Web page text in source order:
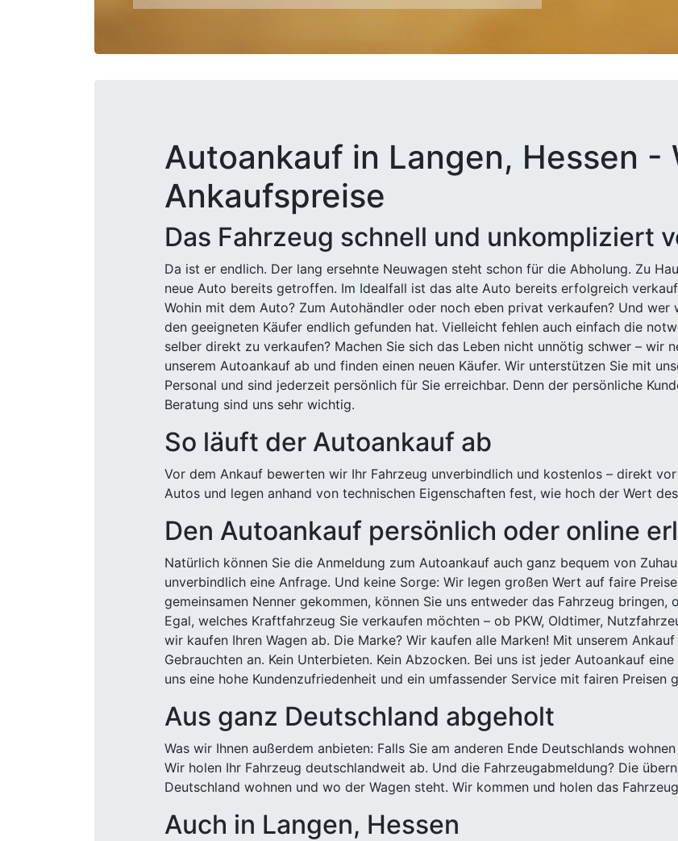
Autoankauf in Langen, Hessen -
Ankaufspreise
Das Fahrzeug schnell und unkompliziert
Da ist er endlich. Der lang ersehnte Neuwagen steht schon für die Abholung. Zu
neue Auto bereits getroffen. Im Idealfall ist das alte Auto bereits erfolgreich
Wohin mit dem Auto? Zum Autohändler oder noch eben privat verkaufen? Und
den geeigneten Käufer endlich gefunden hat. Vielleicht fehlen auch einfach die
selber direkt zu verkaufen? Machen Sie sich das Leben nicht unnötig schwer – wir
unserem Autoankauf ab und finden einen neuen Käufer. Wir unterstützen Sie mit
Personal und sind jederzeit persönlich für Sie erreichbar. Denn der persönliche
Beratung sind uns sehr wichtig.
So läuft der Autoankauf ab
Vor dem Ankauf bewerten wir Ihr Fahrzeug unverbindlich und kostenlos – direkt
Autos und legen anhand von technischen Eigenschaften fest, wie hoch der Wert
Den Autoankauf persönlich oder online
Natürlich können Sie die Anmeldung zum Autoankauf auch ganz bequem von
unverbindlich eine Anfrage. Und keine Sorge: Wir legen großen Wert auf faire
gemeinsamen Nenner gekommen, können Sie uns entweder das Fahrzeug bringen,
Egal, welches Kraftfahrzeug Sie verkaufen möchten – ob PKW, Oldtimer,
wir kaufen Ihren Wagen ab. Die Marke? Wir kaufen alle Marken! Mit unserem
Gebrauchten an. Kein Unterbieten. Kein Abzocken. Bei uns ist jeder Autoankauf
uns eine hohe Kundenzufriedenheit und ein umfassender Service mit fairen Preisen
Aus ganz Deutschland abgeholt
Was wir Ihnen außerdem anbieten: Falls Sie am anderen Ende Deutschlands
Wir holen Ihr Fahrzeug deutschlandweit ab. Und die Fahrzeugabmeldung? Die
Deutschland wohnen und wo der Wagen steht. Wir kommen und holen das
Auch in Langen, Hessen